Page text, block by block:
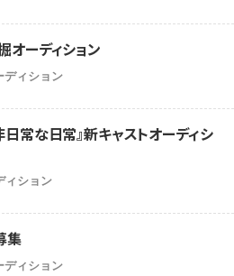
ーディション
ィション
常な日常』新キャストオーディシ
ション
集
ィション